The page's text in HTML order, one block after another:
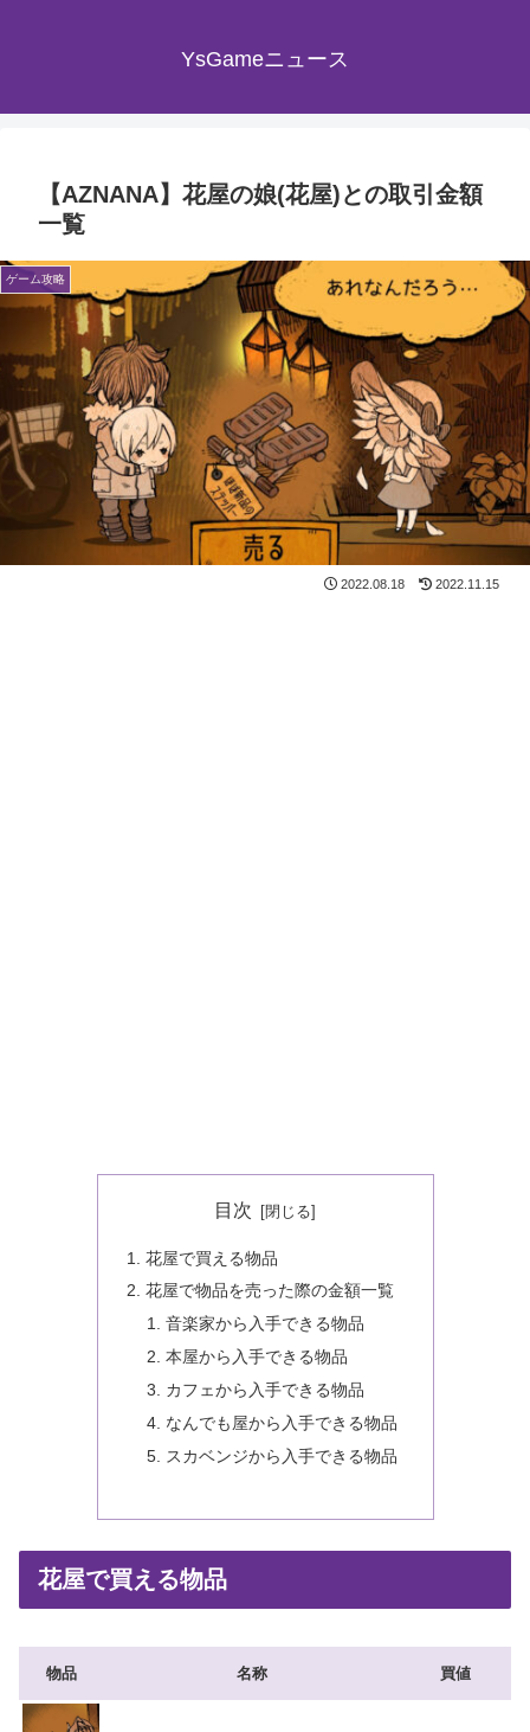
YsGameニュース
【AZNANA】花屋の娘(花屋)との取引金額
一覧
ゲーム攻略
2022.08.18 2022.11.15
目次
花屋で買える物品
花屋で物品を売った際の金額一覧
音楽家から入手できる物品
本屋から入手できる物品
カフェから入手できる物品
なんでも屋から入手できる物品
スカベンジから入手できる物品
花屋で買える物品
物品 名称 買値